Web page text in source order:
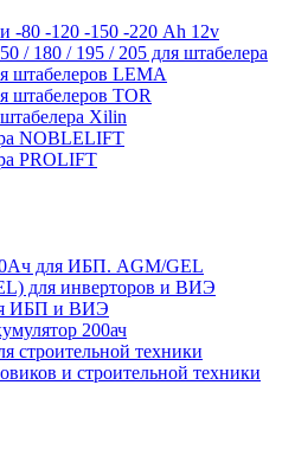
-80 -120 -150 -220 Ah 12v
/ 180 / 195 / 205 для штабелера
штабелеров LEMA
штабелеров TOR
Xilin
NOBLELIFT
PROLIFT
для ИБП. AGM/GEL
для инверторов и ВИЭ
ИБП и ВИЭ
200ач
строительной техники
и строительной техники